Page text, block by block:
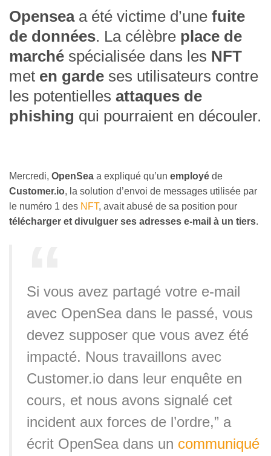
Openseaa été victime d’une fuite
de données. La célèbre place de
marché spécialisée dans les NFT
met en garde ses utilisateurs contre
les potentielles attaques de
phishing qui pourraient en découler.
Mercredi, OpenSea a expliqué qu’un employé de
Customer.io, la solution d’envoi de messages utilisée par
le numéro 1 des NFT, avait abusé de sa position pour
télécharger et divulguer ses adresses e-mail à un tiers.
Si vous avez partagé votre e-mail
avec OpenSea dans le passé, vous
devez supposer que vous avez été
impacté. Nous travaillons avec
Customer.io dans leur enquête en
cours, et nous avons signalé cet
incident aux forces de l’ordre,” a
écrit OpenSea dans un communiqué